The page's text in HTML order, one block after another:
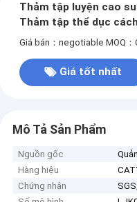
Thảm tập luyện cao
Thảm tập thể dục
Giá bán：negotiable MOQ
Giá tốt nhất
Mô Tả Sản Phẩm
Nguồn gốc
Hàng hiệu
Chứng nhận